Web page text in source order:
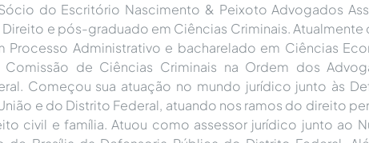
do Escritório Nascimento & Peixoto Advogados
Direito e pós-graduado em Ciências Criminais. Atualmente
Processo Administrativo e bacharelado em Ciências
Comissão de Ciências Criminais na Ordem dos
Começou sua atuação no mundo jurídico junto às
e do Distrito Federal, atuando nos ramos do direito
civil e família. Atuou como assessor jurídico junto ao